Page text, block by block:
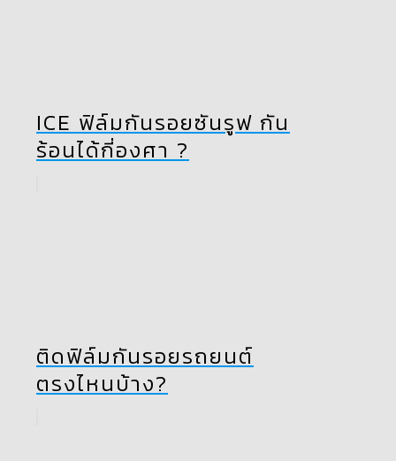
ICE ฟิล์มกันรอยซันรูฟ กัน
ร้อนได้กี่องศา ?
ติดฟิล์มกันรอยรถยนต์
ตรงไหนบ้าง?